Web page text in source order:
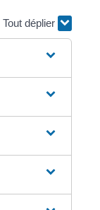
Tout déplier